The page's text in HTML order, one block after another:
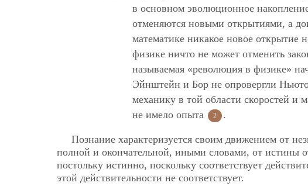
в основном эволюционное
отменяются новыми открытиями, а
математике никакое новое
физике ничто не может отменить
называемая «революция в физике»
Эйнштейн и Бор не опровергли
механику в той области скоростей и
не имело опыта
2 .
Познание характеризуется своим движением от
полной и окончательной, иными словами, от истины
постольку истинно, поскольку соответствует
этой действительности не соответствует.